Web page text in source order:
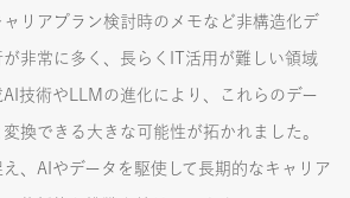
リアプラン検討時のメモなど非構造化デ
非常に多く、長らくIT活用が難しい領域
技術やLLMの進化により、これらのデー
換できる大きな可能性が拓かれました。
、AIやデータを駆使して長期的なキャリア